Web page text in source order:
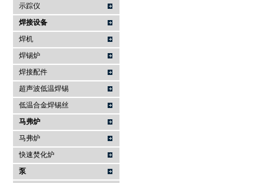
示踪仪
焊接设备
焊机
焊锡炉
焊接配件
超声波低温焊锡
低温合金焊锡丝
马弗炉
马弗炉
快速焚化炉
泵